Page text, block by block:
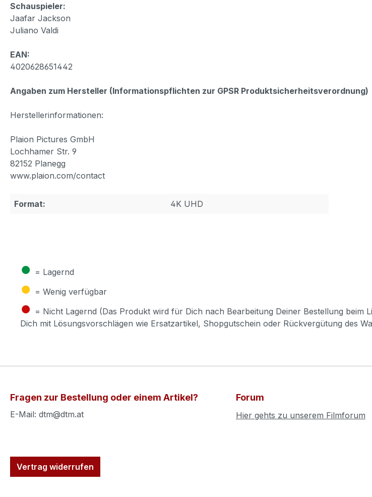
Schauspieler:
Jaafar Jackson
Juliano Valdi
EAN:
4020628651442
Angaben zum Hersteller (Informationspflichten zur GPSR Produktsicherheitsverordnung)
Herstellerinformationen:
Plaion Pictures GmbH
Lochhamer Str. 9
82152 Planegg
www.plaion.com/contact
Format: 4K UHD
● = Lagernd
● = Wenig verfügbar
● = Nicht Lagernd (Das Produkt wird für Dich nach Bearbeitung Deiner Bestellung
Dich mit Lösungsvorschlägen wie Ersatzartikel, Shopgutschein oder Rückvergütung des
Fragen zur Bestellung oder einem Artikel?
E-Mail: dtm@dtm.at
Vertrag widerrufen
Forum
Hier gehts zu unserem Filmforum